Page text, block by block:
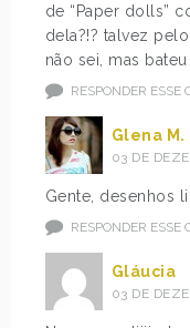
de “Paper dolls”
dela?!? talvez
não sei, mas
RESPONDER ESSE
Glena M.
03 DE
Gente, desenhos
RESPONDER ESSE
Gláucia
03 DE